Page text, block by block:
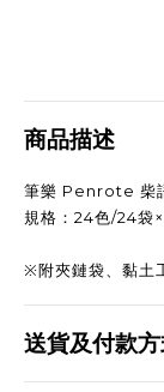
商品描述
筆樂 Penrote 柴
規格：24色/24
※附夾鏈袋、黏土
送貨及付款